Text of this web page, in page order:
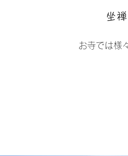
坐
お寺では様